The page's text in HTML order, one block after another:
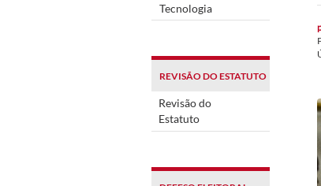
Tecnologia
REVISÃO DO ESTATUTO
Revisão do
Estatuto